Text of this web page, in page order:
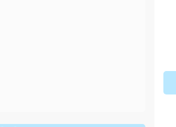
presentation/d/
presentation/d/